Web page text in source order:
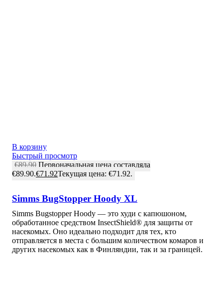
В корзину
Быстрый просмотр
€89.90 Первоначальная цена составляла
€89.90.€71.92Текущая цена: €71.92.
Simms BugStopper Hoody XL
Simms Bugstopper Hoody — это худи с капюшоном,
обработанное средством InsectShield® для защиты от
насекомых. Оно идеально подходит для тех, кто
отправляется в места с большим количеством комаров и
других насекомых как в Финляндии, так и за границей.